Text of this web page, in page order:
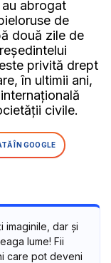
abrogat
de
două zile de
privită drept
în ultimii ani,
civile.
ÎN GOOGLE
imaginile, dar și
lume! Fii
care pot deveni